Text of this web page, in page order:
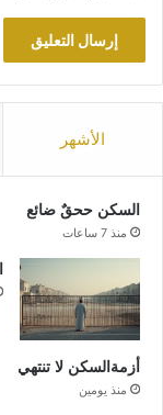
الأشهر
السكن ححقٌ ضائع
منذ 7 ساعات
أزمةالسكن لا تنتهي
منذ يومين